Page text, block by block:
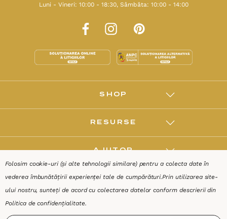
Luni - Vineri: 10:00 - 18:30, Sâmbăta: 10:00 - 14:00
SHOP
RESURSE
AJUTOR
DESPRE
Folosim cookie-uri (și alte tehnologii similare) pentru a colecta date în
vederea îmbunătățirii experienței tale de cumpărături.Prin utilizarea site-
ului nostru, sunteți de acord cu colectarea datelor conform descrierii din
Politica de confidențialitate.